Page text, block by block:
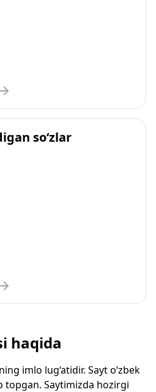
so‘zlar
haqida
imlo lug‘atidir. Sayt o‘zbek
topgan. Saytimizda hozirgi